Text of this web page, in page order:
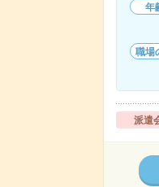
年
職場
派遣